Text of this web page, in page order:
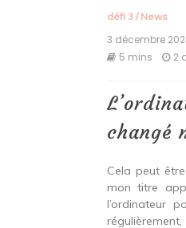
défi 3 / News
3 décembre
5 mins 2
changé
Cela peut
mon titre
l’ordinateur